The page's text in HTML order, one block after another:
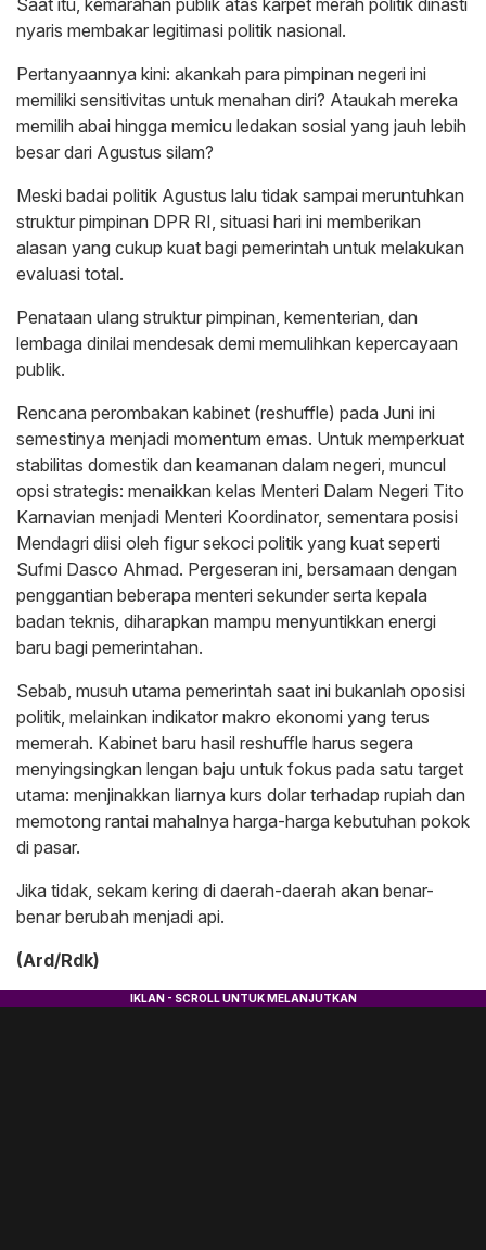
nyaris membakar legitimasi politik nasional.
Pertanyaannya kini: akankah para pimpinan negeri ini
memiliki sensitivitas untuk menahan diri? Ataukah mereka
memilih abai hingga memicu ledakan sosial yang jauh lebih
besar dari Agustus silam?
Meski badai politik Agustus lalu tidak sampai meruntuhkan
struktur pimpinan DPR RI, situasi hari ini memberikan
alasan yang cukup kuat bagi pemerintah untuk melakukan
evaluasi total.
Penataan ulang struktur pimpinan, kementerian, dan
lembaga dinilai mendesak demi memulihkan kepercayaan
publik.
Rencana perombakan kabinet (reshuffle) pada Juni ini
semestinya menjadi momentum emas. Untuk memperkuat
stabilitas domestik dan keamanan dalam negeri, muncul
opsi strategis: menaikkan kelas Menteri Dalam Negeri Tito
Karnavian menjadi Menteri Koordinator, sementara posisi
Mendagri diisi oleh figur sekoci politik yang kuat seperti
Sufmi Dasco Ahmad. Pergeseran ini, bersamaan dengan
penggantian beberapa menteri sekunder serta kepala
badan teknis, diharapkan mampu menyuntikkan energi
baru bagi pemerintahan.
Sebab, musuh utama pemerintah saat ini bukanlah oposisi
politik, melainkan indikator makro ekonomi yang terus
memerah. Kabinet baru hasil reshuffle harus segera
menyingsingkan lengan baju untuk fokus pada satu target
utama: menjinakkan liarnya kurs dolar terhadap rupiah dan
memotong rantai mahalnya harga-harga kebutuhan pokok
di pasar.
Jika tidak, sekam kering di daerah-daerah akan benar-
benar berubah menjadi api.
(Ard/Rdk)